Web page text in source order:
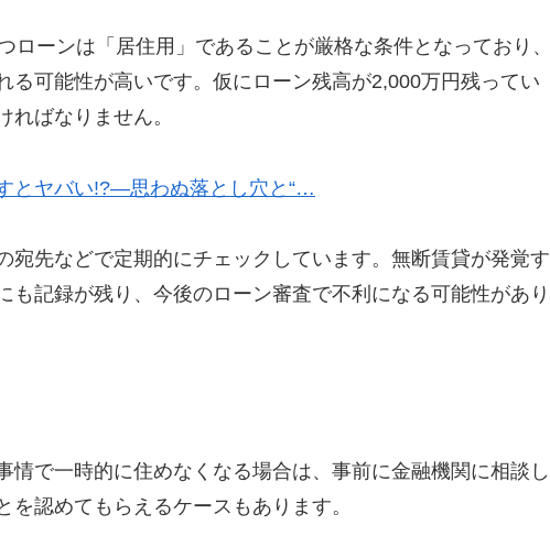
ローンは「居住用」であることが厳格な条件となっており、
る可能性が高いです。仮にローン残高が2,000万円残ってい
ればなりません。
とヤバい!?—思わぬ落とし穴と“…
宛先などで定期的にチェックしています。無断賃貸が発覚す
も記録が残り、今後のローン審査で不利になる可能性があり
情で一時的に住めなくなる場合は、事前に金融機関に相談し
認めてもらえるケースもあります。